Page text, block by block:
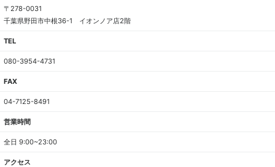
〒278-0031
千葉県野田市中根36-1 イオンノア店2階
TEL
080-3954-4731
FAX
04-7125-8491
営業時間
全日 9:00~23:00
アクセス